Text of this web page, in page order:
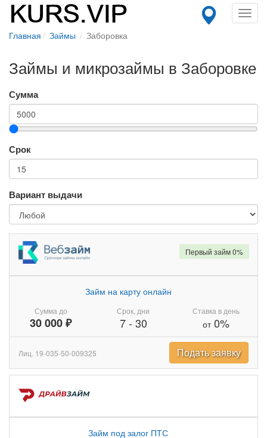
Главная Займы Заборовка
Займы и микрозаймы в Заборовке
Сумма
Срок
Вариант выдачи
Сумма до
30 000 ₽
Займ на карту онлайн
Срок, дни
7- 30
Ставка в день
от0%
Первый займ 0%
Лиц. 19-035-50-009325 Подать заявку
Займ под залог ПТС